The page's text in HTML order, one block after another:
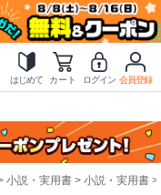
はじめて カート ログイン 会員登録
小説・実用書 小説・実用書